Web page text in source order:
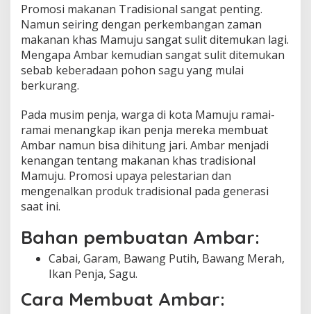
u
a
t
n
y
a
Promosi makanan Tradisional sangat penting.
Namun seiring dengan perkembangan zaman
makanan khas Mamuju sangat sulit ditemukan lagi.
Mengapa Ambar kemudian sangat sulit ditemukan
sebab keberadaan pohon sagu yang mulai
berkurang.
Pada musim penja, warga di kota Mamuju ramai-
ramai menangkap ikan penja mereka membuat
Ambar namun bisa dihitung jari. Ambar menjadi
kenangan tentang makanan khas tradisional
Mamuju. Promosi upaya pelestarian dan
mengenalkan produk tradisional pada generasi
saat ini.
Bahan pembuatan Ambar:
Cabai, Garam, Bawang Putih, Bawang Merah,
Ikan Penja, Sagu.
Cara Membuat Ambar: